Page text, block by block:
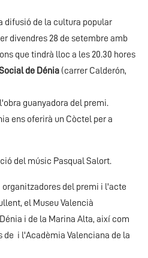
difusió de la cultura popular
divendres 28 de setembre amb
que tindrà lloc a les 20.30 hores
de Dénia (carrer Calderón,
guanyadora del premi.
ens oferirà un Còctel per a
del músic Pasqual Salort.
organitzadores del premi i l'acte
el Museu Valencià
i de la Marina Alta, així com
i l'Acadèmia Valenciana de la